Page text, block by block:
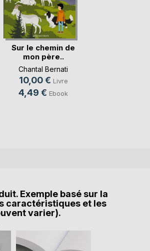
Sur le chemin de
mon père..
Chantal Bernati
10,00 € Livre
4,49 € Ebook
Exemple basé sur la
caractéristiques et les
varier).